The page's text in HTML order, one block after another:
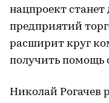
нацпроект
предприятий
расширит круг
получить помощь
Николай Рогачев